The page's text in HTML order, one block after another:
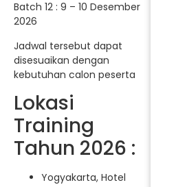
Batch 12 : 9 – 10 Desember
2026
Jadwal tersebut dapat
disesuaikan dengan
kebutuhan calon peserta
Lokasi
Training
Tahun 2026 :
Yogyakarta, Hotel